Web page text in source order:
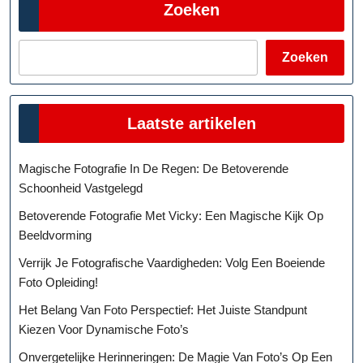
Zoeken
Zoeken
Laatste artikelen
Magische Fotografie In De Regen: De Betoverende
Schoonheid Vastgelegd
Betoverende Fotografie Met Vicky: Een Magische Kijk Op
Beeldvorming
Verrijk Je Fotografische Vaardigheden: Volg Een Boeiende
Foto Opleiding!
Het Belang Van Foto Perspectief: Het Juiste Standpunt
Kiezen Voor Dynamische Foto’s
Onvergetelijke Herinneringen: De Magie Van Foto’s Op Een